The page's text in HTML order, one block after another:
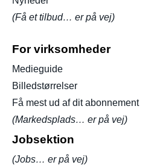
(Få et tilbud… er på vej)
For virksomheder
Medieguide
Billedstørrelser
Få mest ud af dit abonnement
(Markedsplads… er på vej)
Jobsektion
(Jobs… er på vej)